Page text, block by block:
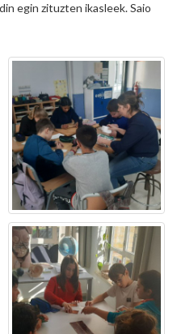
egin zituzten ikasleek. Saio